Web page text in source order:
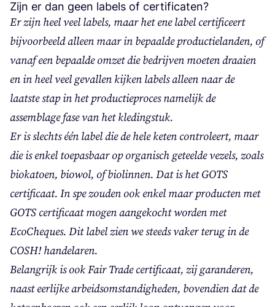
Zijn er dan geen labels of certificaten?
Er zijn heel veel labels, maar het ene label cer­ti­fi­ceert
bij­voor­beeld alleen maar in bepaal­de pro­duc­tie­lan­den, of
van­af een bepaal­de omzet die bedrij­ven moe­ten draai­en
en in heel veel geval­len kij­ken labels alleen naar de
laat­ste stap in het pro­duc­tie­pro­ces name­lijk de
assem­bla­ge fase van het kledingstuk.
Er is slechts één label die de hele keten con­tro­leert, maar
die is enkel toe­pas­baar op orga­nisch geteel­de vezels, zoals
bio­ka­toen, bio­wol, of bio­lin­nen. Dat is hetGOTS
cer­ti­fi­caat. In spe zou­den ook enkel maar pro­duc­ten met
GOTS cer­ti­fi­caat mogen aan­ge­kocht wor­den met
Eco­Che­ques. Dit label zien we steeds vaker terug in de
COSH! handelaren.
Belang­rijk is ook Fair Tra­de cer­ti­fi­caat, zij garan­de­ren,
naast eer­lij­ke arbeids­om­stan­dig­he­den, boven­dien dat de